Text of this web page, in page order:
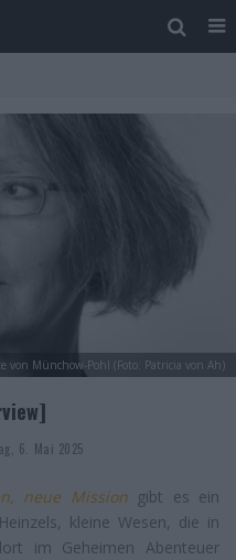
von Münchow-Pohl (Foto: Patricia von Ah)
6. Mai 2025
neue Missiongibt es ein
kleine Wesen, die in
im Geheimen Abenteuer